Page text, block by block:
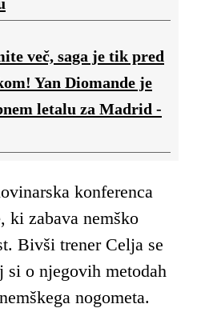
več, saga je tik pred
Yan Diomande je
letalu za Madrid -
konferenca
, ki zabava nemško
Bivši trener Celja se
si o njegovih metodah
nogometa.